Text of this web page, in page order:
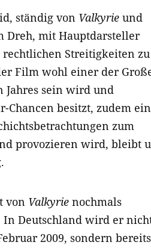
ständig von Valkyrie und
Dreh, mit Hauptdarsteller
rechtlichen Streitigkeiten zu
Film wohl einer der
Jahres sein wird und
Chancen besitzt, zudem
zum
provozieren wird, bleibt
von Valkyrie nochmals
In Deutschland wird er
2009, sondern bereits